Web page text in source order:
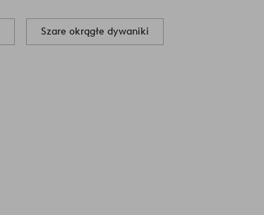
Szare okrągłe dywaniki